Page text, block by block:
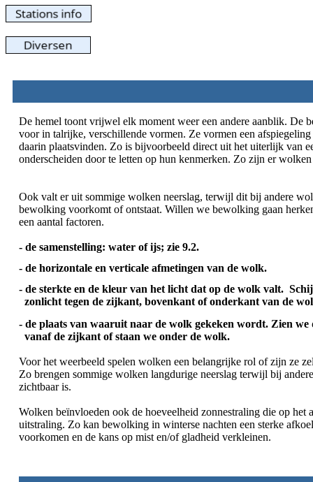
De hemel toont vrijwel elk moment weer een andere aanblik. De
voor in talrijke, verschillende vormen. Ze vormen een
daarin plaatsvinden. Zo is bijvoorbeeld direct uit het uiterlijk van
onderscheiden door te letten op hun kenmerken. Zo zijn er
Ook valt er uit sommige wolken neerslag, terwijl dit bij andere
bewolking voorkomt of ontstaat. Willen we bewolking gaan
een aantal factoren.
- de samenstelling: water of ijs; zie 9.2.
- de horizontale en verticale afmetingen van de wolk.
- de sterkte en de kleur van het licht dat op de wolk valt.
zonlicht tegen de zijkant, bovenkant of onderkant van de
- de plaats van waaruit naar de wolk gekeken wordt. Zien we
vanaf de zijkant of staan we onder de wolk.
Voor het weerbeeld spelen wolken een belangrijke rol of zijn ze
Zo brengen sommige wolken langdurige neerslag terwijl bij
zichtbaar is.
Wolken beïnvloeden ook de hoeveelheid zonnestraling die op het
uitstraling. Zo kan bewolking in winterse nachten een sterke
voorkomen en de kans op mist en/of gladheid verkleinen.